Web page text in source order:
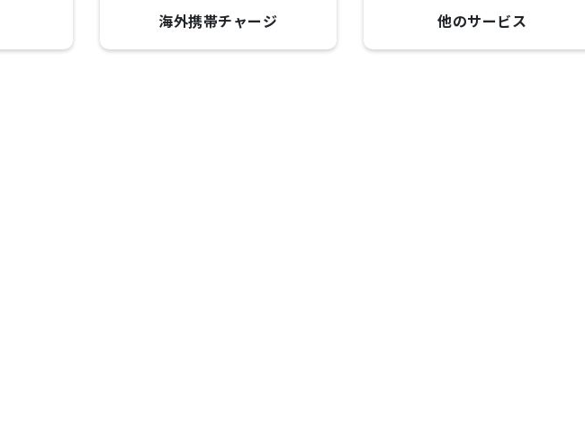
海外携帯チャージ 他のサービス